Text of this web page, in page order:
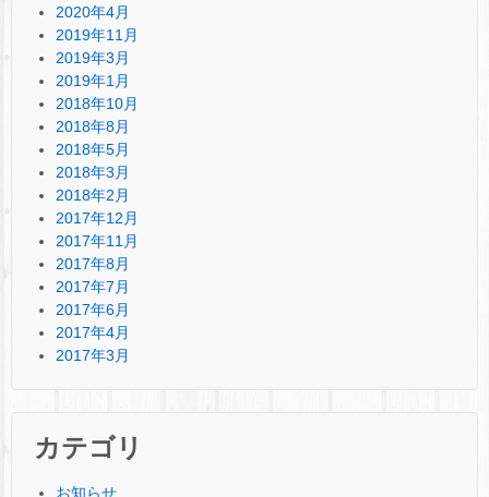
2020年4月
2019年11月
2019年3月
2019年1月
2018年10月
2018年8月
2018年5月
2018年3月
2018年2月
2017年12月
2017年11月
2017年8月
2017年7月
2017年6月
2017年4月
2017年3月
カテゴリ
お知らせ